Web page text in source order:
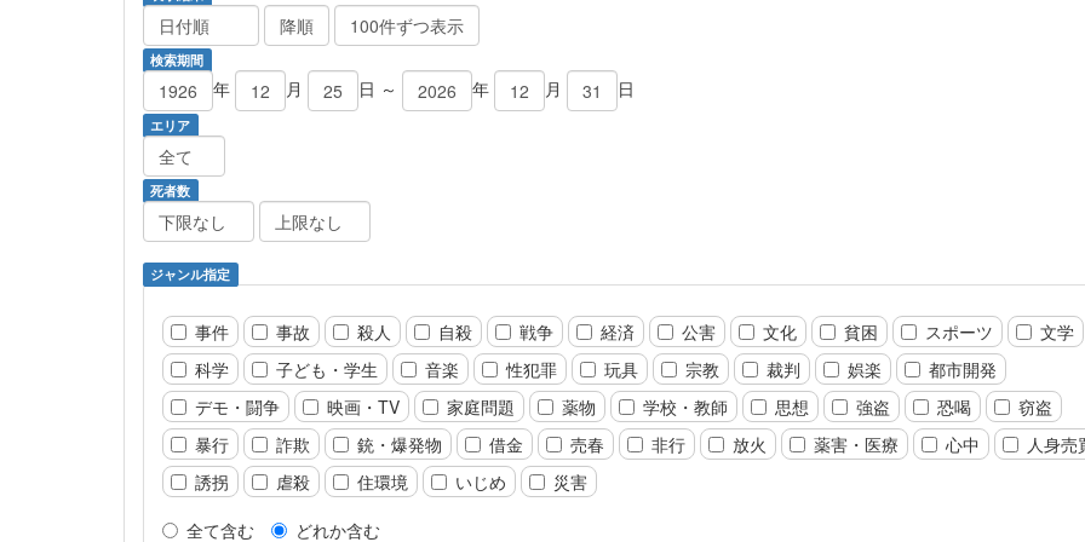
検索期間
年 月 日 ～ 年 月 日
エリア
死者数
ジャンル指定
事件 事故 殺人 自殺 戦争 経済 公害 文化 貧困 スポーツ
文学
科学
子ども・学生 音楽 性犯罪 玩具 宗教 裁判 娯楽
都市開発
デモ・闘争
映画・TV 家庭問題 薬物 学校・教師 思想 強盗 恐喝
窃盗
暴行
詐欺 銃・爆発物 借金 売春 非行 放火 薬害・医療 心中
人身売
誘拐
虐殺 住環境 いじめ 災害
全て含む どれか含む